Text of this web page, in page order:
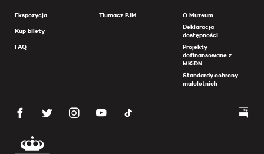
Ekspozycja
Kup bilety
FAQ
Tłumacz PJM
O Muzeum
Deklaracja
dostępności
Projekty
dofinansowane z
MKiDN
Standardy ochrony
małoletnich